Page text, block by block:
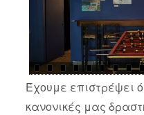
Έχουμε επιστρέψει
κανονικές μας